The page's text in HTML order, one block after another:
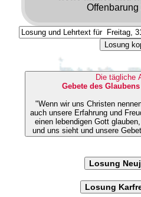
Offenbarung
Losung
Die tägliche
Gebete des
"Wenn wir uns Christen
auch unsere Erfahrung und Freude sein. Daß wir
einen lebendigen Gott
und uns sieht und unsere
Losung
Losung